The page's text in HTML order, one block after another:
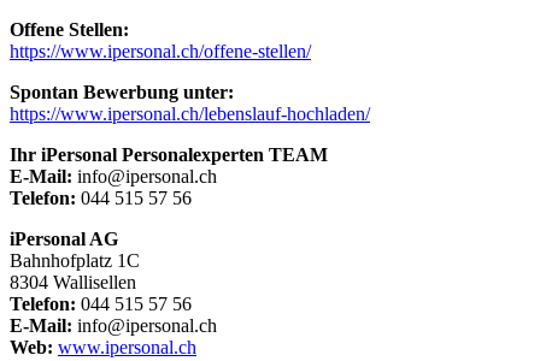
Offene Stellen:
https://www.ipersonal.ch/offene-stellen/
Spontan Bewerbung unter:
https://www.ipersonal.ch/lebenslauf-hochladen/
Ihr iPersonal Personalexperten TEAM
E-Mail: info@ipersonal.ch
Telefon: 044 515 57 56
iPersonal AG
Bahnhofplatz 1C
8304 Wallisellen
Telefon: 044 515 57 56
E-Mail: info@ipersonal.ch
Web: www.ipersonal.ch